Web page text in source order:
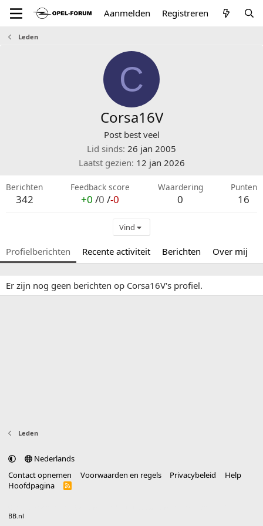
Aanmelden Registreren
Leden
C
Corsa16V
Post best veel
Lid sinds 26 jan 2005
Laatst gezien 12 jan 2026
Berichten
342
Feedback score
+0 /0 /-0
Waardering
0
Punten
16
Vind
Profielberichten Recente activiteit Berichten Over mij
Er zijn nog geen berichten op Corsa16V's profiel.
Leden
Nederlands
Contact opnemen
Voorwaarden en regels Privacybeleid
Help
Hoofdpagina
R
BB.nl